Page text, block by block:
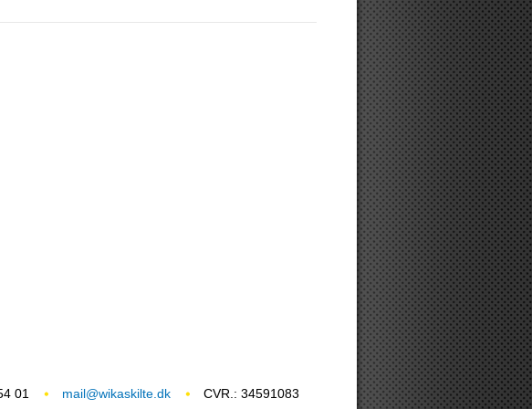
01 mail@wikaskilte.dk CVR.: 34591083